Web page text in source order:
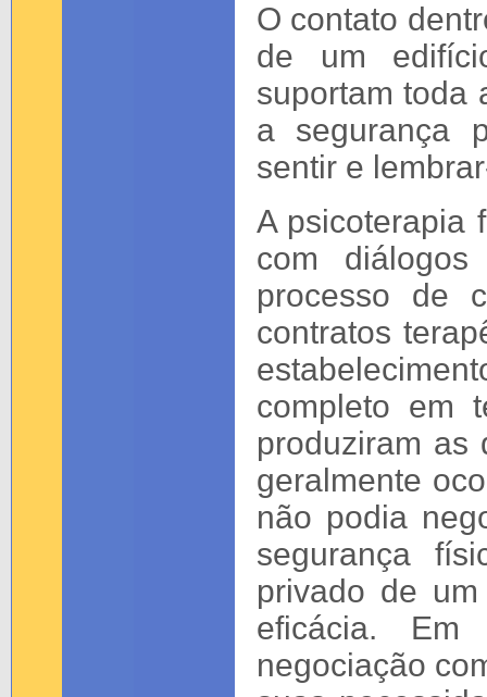
O contato
de um
suportam toda
a segurança
sentir e
A psicoterapia
com
processo de
contratos
completo em
produziram as
geralmente
não podia
segurança
privado de
eficácia.
negociação